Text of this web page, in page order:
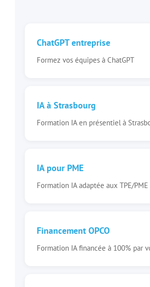
ChatGPT entreprise
Formez vos équipes à ChatGPT
IA à Strasbourg
Formation IA en présentiel à
IA pour PME
Formation IA adaptée aux TPE/PME
Financement OPCO
Formation IA financée à 100% par